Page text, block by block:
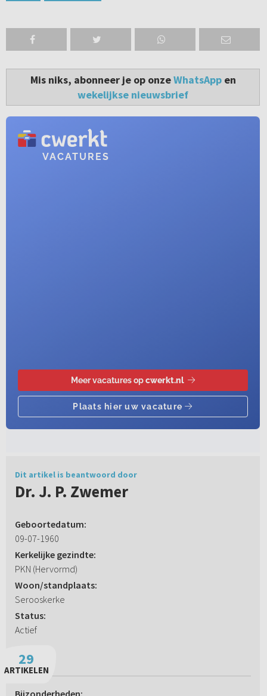
Mis niks, abonneer je op onzeWhatsAppen
wekelijkse nieuwsbrief
Dit artikel is beantwoord door
Dr. J. P. Zwemer
Geboortedatum:
09-07-1960
Kerkelijke gezindte:
PKN (Hervormd)
Woon/standplaats:
Serooskerke
Status:
Actief
29
ARTIKELEN